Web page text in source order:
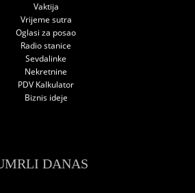
Vaktija
Vrijeme sutra
Oglasi za posao
Radio stanice
Sevdalinke
Nekretnine
PDV Kalkulator
Biznis ideje
DANAS